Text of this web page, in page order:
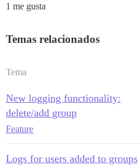
1 me gusta
Temas relacionados
Tema
New logging functionality:
delete/add group
Feature
Logs for users added to groups